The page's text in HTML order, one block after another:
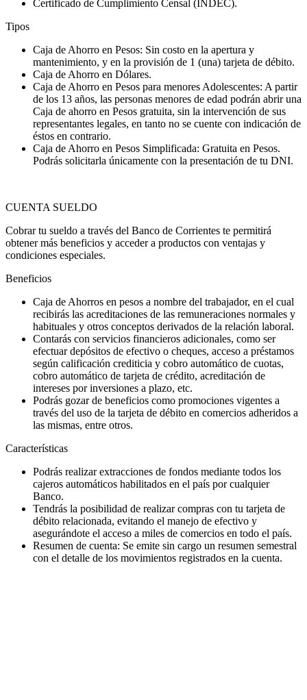
Certificado de Cumplimiento Censal (INDEC).
Tipos
Caja de Ahorro en Pesos: Sin costo en la apertura y
mantenimiento, y en la provisión de 1 (una) tarjeta de débito.
Caja de Ahorro en Dólares.
Caja de Ahorro en Pesos para menores Adolescentes: A partir
de los 13 años, las personas menores de edad podrán abrir una
Caja de ahorro en Pesos gratuita, sin la intervención de sus
representantes legales, en tanto no se cuente con indicación de
éstos en contrario.
Caja de Ahorro en Pesos Simplificada: Gratuita en Pesos.
Podrás solicitarla únicamente con la presentación de tu DNI.
CUENTA SUELDO
Cobrar tu sueldo a través del Banco de Corrientes te permitirá
obtener más beneficios y acceder a productos con ventajas y
condiciones especiales.
Beneficios
Caja de Ahorros en pesos a nombre del trabajador, en el cual
recibirás las acreditaciones de las remuneraciones normales y
habituales y otros conceptos derivados de la relación laboral.
Contarás con servicios financieros adicionales, como ser
efectuar depósitos de efectivo o cheques, acceso a préstamos
según calificación crediticia y cobro automático de cuotas,
cobro automático de tarjeta de crédito, acreditación de
intereses por inversiones a plazo, etc.
Podrás gozar de beneficios como promociones vigentes a
través del uso de la tarjeta de débito en comercios adheridos a
las mismas, entre otros.
Características
Podrás realizar extracciones de fondos mediante todos los
cajeros automáticos habilitados en el país por cualquier
Banco.
Tendrás la posibilidad de realizar compras con tu tarjeta de
débito relacionada, evitando el manejo de efectivo y
asegurándote el acceso a miles de comercios en todo el país.
Resumen de cuenta: Se emite sin cargo un resumen semestral
con el detalle de los movimientos registrados en la cuenta.